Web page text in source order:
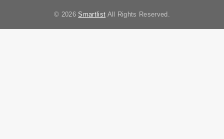
© 2026Smartlist All Rights Reserved.